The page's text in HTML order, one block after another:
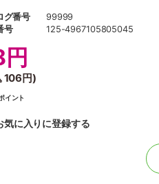
グ番号
99999
号
125-4967105805045
106円)
イント
気に入りに登録する